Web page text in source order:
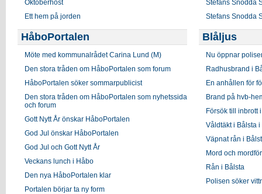
Oktoberhöst
Ett hem på jorden
Stefans Snodda
Stefans Snodda
HåboPortalen
Möte med kommunalrådet Carina Lund (M)
Den stora tråden om HåboPortalen som forum
HåboPortalen söker sommarpublicist
Den stora tråden om HåboPortalen som nyhetssida
och forum
Gott Nytt År önskar HåboPortalen
God Jul önskar HåboPortalen
God Jul och Gott Nytt År
Veckans lunch i Håbo
Den nya HåboPortalen klar
Portalen börjar ta ny form
Blåljus
Nu öppnar
Radhusbrand i
En anhållen för
Brand på hvb-
Försök till inbrott
Våldtäkt i Bålsta
Väpnat rån i
Mord och
Rån i Bålsta
Polisen söker